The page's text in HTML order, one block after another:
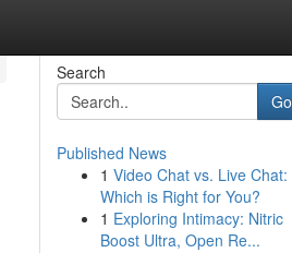
Search
Go
Published News
1 Video Chat vs. Live Chat:
Which is Right for You?
1 Exploring Intimacy: Nitric
Boost Ultra, Open Re...